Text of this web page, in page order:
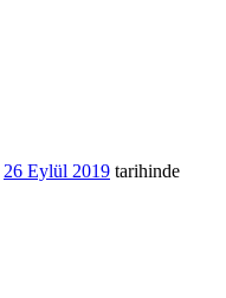
26 Eylül 2019 tarihinde